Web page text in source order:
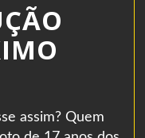
assim? Quem